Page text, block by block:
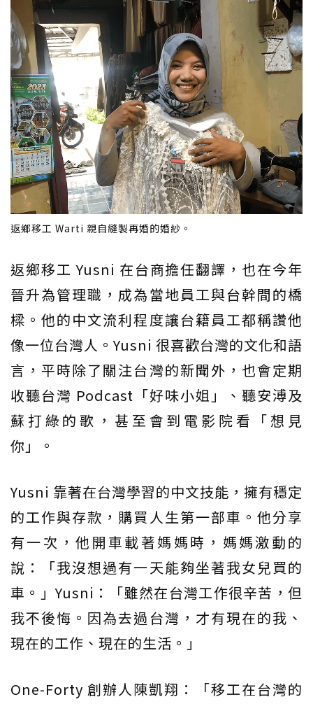
返鄉移工 Warti 親自縫製再婚的婚紗。
返鄉移工 Yusni 在台商擔任翻譯，也在今年
晉升為管理職，成為當地員工與台幹間的橋
樑。他的中文流利程度讓台籍員工都稱讚他
像一位台灣人。Yusni 很喜歡台灣的文化和語
言，平時除了關注台灣的新聞外，也會定期
收聽台灣 Podcast「好味小姐」、聽安溥及
蘇打綠的歌，甚至會到電影院看「想見
你」。
Yusni 靠著在台灣學習的中文技能，擁有穩定
的工作與存款，購買人生第一部車。他分享
有一次，他開車載著媽媽時，媽媽激動的
說：「我沒想過有一天能夠坐著我女兒買的
車。」Yusni：「雖然在台灣工作很辛苦，但
我不後悔。因為去過台灣，才有現在的我、
現在的工作、現在的生活。」
One-Forty 創辦人陳凱翔：「移工在台灣的